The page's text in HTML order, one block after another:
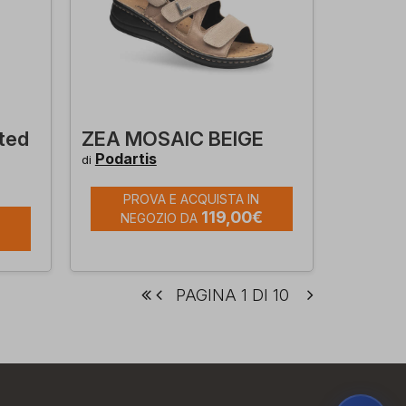
ZEA MOSAIC BEIGE
di Podartis
PROVA E ACQUISTA IN
NEGOZIO DA 119,00€
PAGINA 1 DI 10